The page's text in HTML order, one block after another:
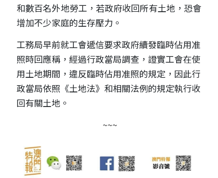
和數百名外地勞工，若政府收回所有土地，恐會
增加不少家庭的生存壓力。
工務局早前就工會遞信要求政府續發臨時佔用准
照時回應稱，經過行政當局調查，證實工會在使
用土地期間，違反臨時佔用准照的規定，因此行
政當局依照《土地法》和相關法例的規定執行收
回有關土地。
~~~